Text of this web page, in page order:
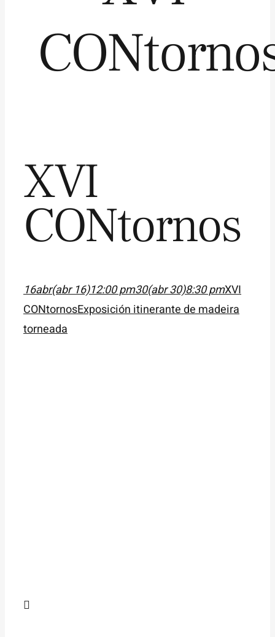
XVI
CONtornos
16abr(abr 16)12:00 pm30(abr 30)8:30 pmXVI
CONtornosExposición itinerante de madeira
torneada